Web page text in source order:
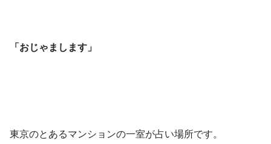
「おじゃまします」
東京のとあるマンションの一室が占い場所です。